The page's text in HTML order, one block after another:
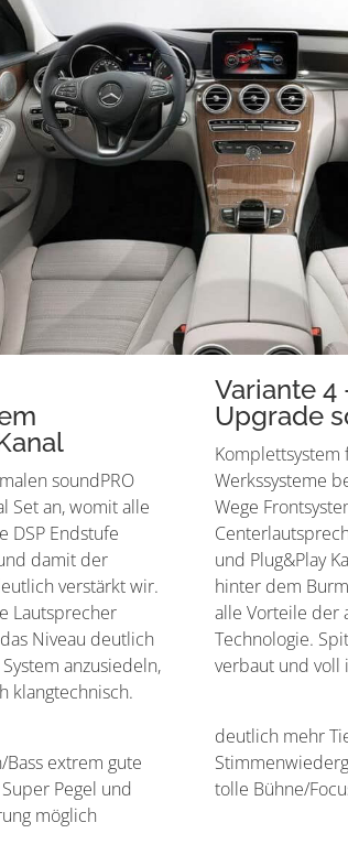
soundPRO
Set an, womit alle
DSP Endstufe
damit der
verstärkt wir.
Lautsprecher
Niveau deutlich
anzusiedeln,
klangtechnisch.
extrem gute
Pegel und
möglich
Variante 4
Upgrade
Werkssysteme
Wege
und Plug&Play
hinter dem
alle Vorteile der
Technologie.
verbaut und voll
deutlich mehr
tolle Bühne/